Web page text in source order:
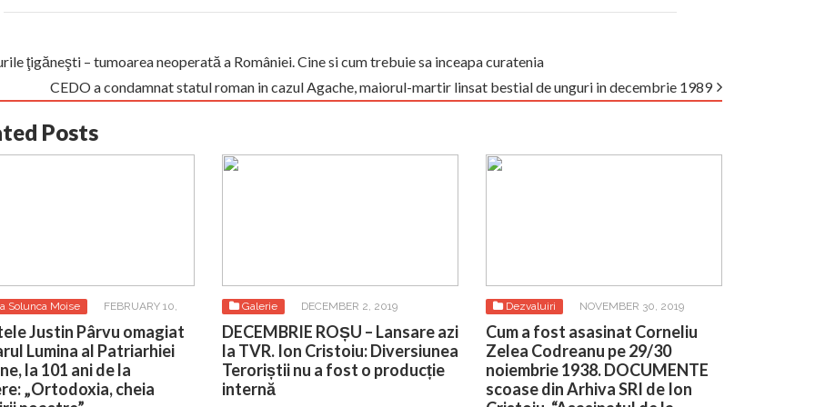
ţigăneşti – tumoarea neoperată a României. Cine si cum trebuie sa inceapa curatenia
CEDO a condamnat statul roman in cazul Agache, maiorul-martir linsat bestial de unguri in decembrie 1989
Posts
Solunca Moise
FEBRUARY 10,
2
Justin Pârvu omagiat
Lumina al Patriarhiei
la 101 ani de la
„Ortodoxia, cheia
Galerie DECEMBER 2, 2019
DECEMBRIE ROȘU – Lansare azi
la TVR. Ion Cristoiu: Diversiunea
Teroriștii nu a fost o producție
internă
Dezvaluiri
NOVEMBER 30, 2019
Cum a fost asasinat Corneliu
Zelea Codreanu pe 29/30
noiembrie 1938. DOCUMENTE
scoase din Arhiva SRI de Ion